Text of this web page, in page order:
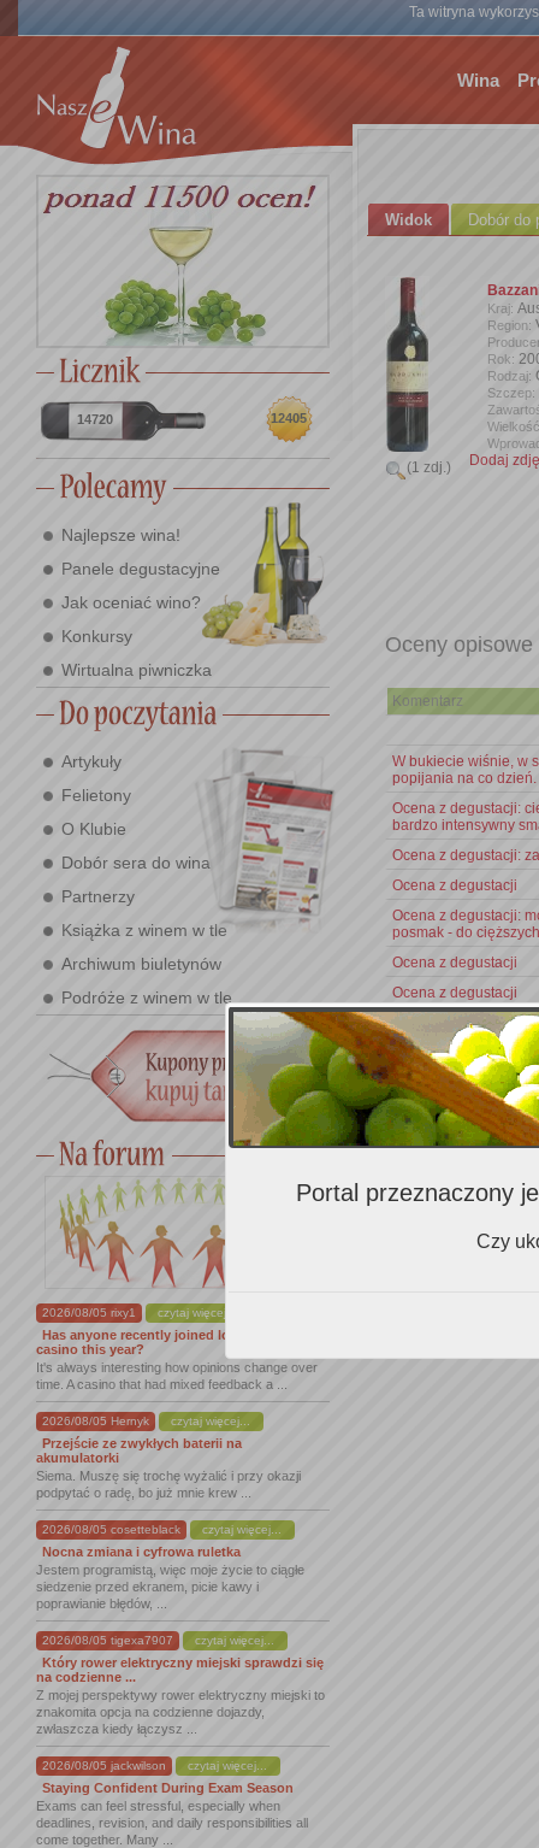
Ta witryna
Wina
14720 12405
Najlepsze wina!
Panele degustacyjne
Jak oceniać wino?
Konkursy
Wirtualna piwniczka
Artykuły
Felietony
O Klubie
Dobór sera do wina
Partnerzy
Książka z winem w tle
Archiwum biuletynów
Podróże z winem w tle
2026/08/05 rixy1 czytaj więcej...
Has anyone recently joined lordofspins
casino this year?
It's always interesting how opinions change over
time. A casino that had mixed feedback a ...
2026/08/05 Hernyk czytaj więcej...
Przejście ze zwykłych baterii na
akumulatorki
Siema. Muszę się trochę wyżalić i przy okazji
podpytać o radę, bo już mnie krew ...
2026/08/05 cosetteblack czytaj więcej...
Nocna zmiana i cyfrowa ruletka
Jestem programistą, więc moje życie to ciągłe
siedzenie przed ekranem, picie kawy i
poprawianie błędów, ...
2026/08/05 tigexa7907 czytaj więcej...
Który rower elektryczny miejski sprawdzi się
na codzienne ...
Z mojej perspektywy rower elektryczny miejski to
znakomita opcja na codzienne dojazdy,
zwłaszcza kiedy łączysz ...
2026/08/05 jackwilson czytaj więcej...
Staying Confident During Exam Season
Exams can feel stressful, especially when
deadlines, revision, and daily responsibilities all
come together. Many ...
Widok Dobór do
(1 zdj.)
Kraj:
Region:
Rok:
Rodzaj:
Szczep:
Dodaj
Oceny opisowe
Komentarz
W bukiecie wiśnie, w
popijania na co dzień.
Ocena z degustacji:
bardzo intensywny
Ocena z degustacji:
Ocena z degustacji
Ocena z degustacji:
posmak - do
Ocena z degustacji
Ocena z degustacji
Ocena z degustacji:
Ocena z degustacji
Ocena z degustacji:
Miejsca zakupu
Portal przeznaczony
Czy